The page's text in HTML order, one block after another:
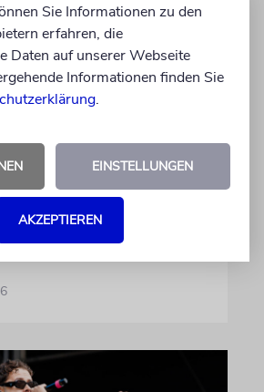
Judenhass:
erhält Deutschen
steht nicht nur vor der
engagiert sich auch
Deutsche Kulturrat würdigt
mit einem Preis. Igor Levit ist
Sie Informationen zu den
erfahren, die
Daten auf unserer Webseite
Informationen finden Sie
.
EINSTELLUNGEN
AKZEPTIEREN